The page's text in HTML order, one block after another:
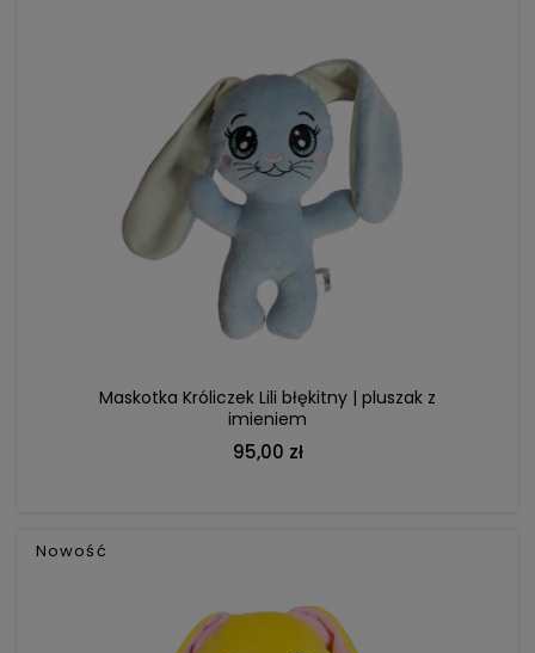
Maskotka Króliczek Lili błękitny | pluszak z
imieniem
95,00 zł
DO KOSZYKA
Nowość